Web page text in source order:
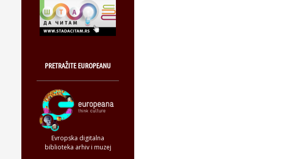
PRETRAŽITE EUROPEANU
Evropska digitalna
biblioteka arhiv i muzej